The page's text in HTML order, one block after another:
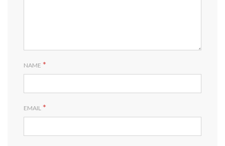
NAME *
EMAIL *